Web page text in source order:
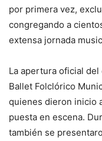
por primera vez,
congregando a
extensa jornada
La apertura oficial
Ballet Folclórico
quienes dieron inicio
puesta en escena.
también se